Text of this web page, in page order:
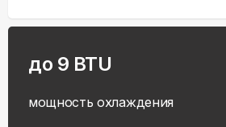
до 9 BTU
мощность охлаждения